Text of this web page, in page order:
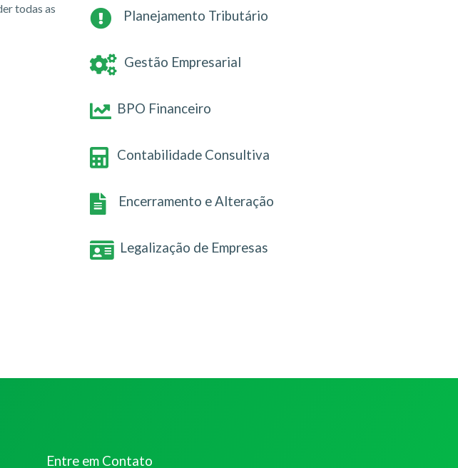
todas as
Planejamento Tributário
Gestão Empresarial
BPO Financeiro
Contabilidade Consultiva
Encerramento e Alteração
Legalização de Empresas
Entre em Contato